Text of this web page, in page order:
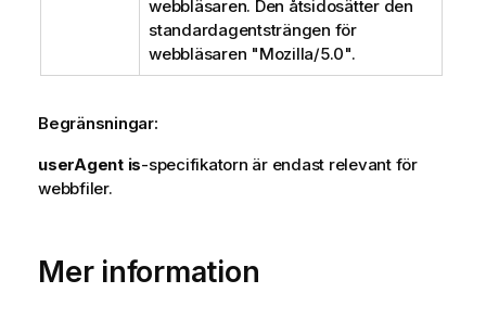
webbläsaren. Den åtsidosätter den
standardagentsträngen för
webbläsaren "Mozilla/5.0".
Begränsningar:
userAgent is-specifikatorn är endast relevant för
webbfiler.
Mer information